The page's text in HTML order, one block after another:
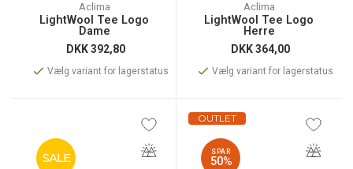
Aclima
LightWool Tee Logo
Dame
DKK392,80
Vælg variant for lagerstatus
Aclima
LightWool Tee Logo
Herre
DKK364,00
Vælg variant for lagerstatus
SALE
OUTLET
SPAR
50%